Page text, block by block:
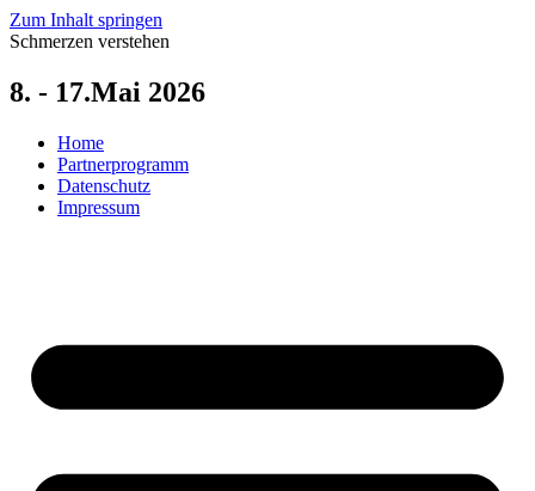
Zum Inhalt springen
Schmerzen verstehen
8. - 17.Mai 2026
Home
Partnerprogramm
Datenschutz
Impressum